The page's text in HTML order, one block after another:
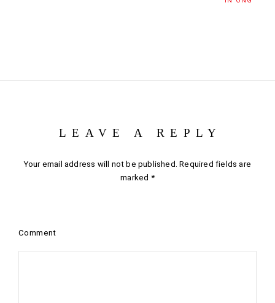
LEAVE A REPLY
Your email address will not be published. Required fields are
marked *
Comment